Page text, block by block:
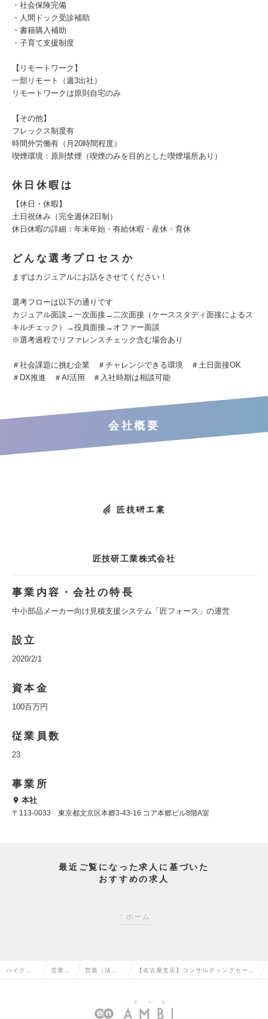
・社会保険完備
・人間ドック受診補助
・書籍購入補助
・子育て支援制度
【リモートワーク】
一部リモート（週3出社）
リモートワークは原則自宅のみ
【その他】
フレックス制度有
時間外労働有（月20時間程度）
喫煙環境：原則禁煙（喫煙のみを目的とした喫煙場所あり）
休日休暇は
【休日・休暇】
土日祝休み（完全週休2日制）
休日休暇の詳細：年末年始・有給休暇・産休・育休
どんな選考プロセスか
まずはカジュアルにお話をさせてください！
選考フローは以下の通りです
カジュアル面談→一次面接→二次面接（ケーススタディ面接によるス
キルチェック）→役員面接→オファー面談
※選考過程でリファレンスチェック含む場合あり
＃社会課題に挑む企業 ＃チャレンジできる環境 ＃土日面接OK
＃DX推進 ＃AI活用 ＃入社時期は相談可能
会社概要
匠技研工業株式会社
事業内容・会社の特長
中小部品メーカー向け見積支援システム「匠フォース」の運営
設立
2020/2/1
資本金
100百万円
従業員数
23
事業所
本社
〒113-0033 東京都文京区本郷3-43-16 コア本郷ビル8階A室
最近ご覧になった求人に基づいた
おすすめの求人
ホーム
ハイクラ 営業系 営業（法人 【名古屋支店】コンサルティングセール